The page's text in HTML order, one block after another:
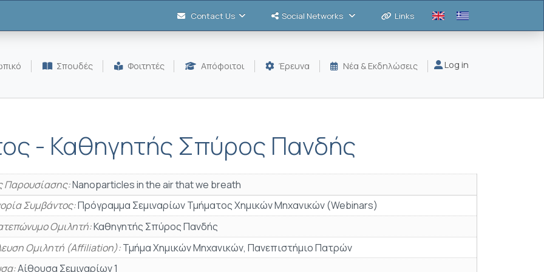
Contact Us Social Networks Links
Σπουδές Φοιτητές Απόφοιτοι Έρευνα Νέα & Εκδηλώσεις Log in
- Καθηγητής Σπύρος Πανδής
Παρουσίασης:Nanoparticles in the air that we breath
Συμβάντος:Πρόγραμμα Σεμιναρίων Τμήματος Χημικών Μηχανικών (Webinars)
Ομιλητή:Καθηγητής Σπύρος Πανδής
Ομιλητή (Affiliation):Τμήμα Χημικών Μηχανικών, Πανεπιστήμιο Πατρών
Αίθουσα Σεμιναρίων 1